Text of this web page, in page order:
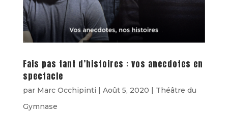
Fais pas tant d’histoires : vos anecdotes en
spectacle
par Marc Occhipinti | Août 5, 2020 | Théâtre du
Gymnase